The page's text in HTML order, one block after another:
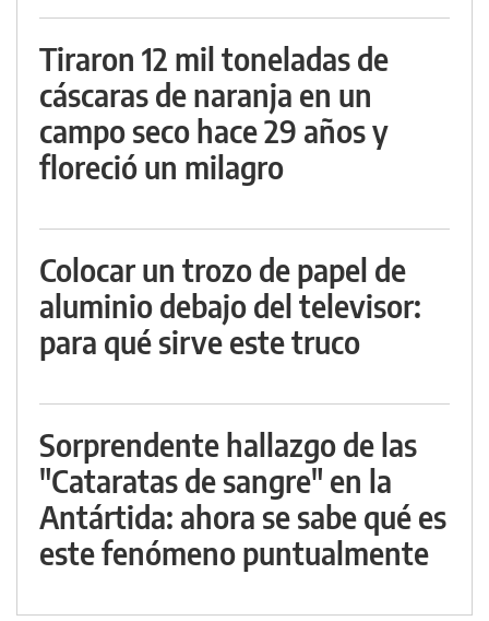
Tiraron 12 mil toneladas de
cáscaras de naranja en un
campo seco hace 29 años y
floreció un milagro
Colocar un trozo de papel de
aluminio debajo del televisor:
para qué sirve este truco
Sorprendente hallazgo de las
"Cataratas de sangre" en la
Antártida: ahora se sabe qué es
este fenómeno puntualmente